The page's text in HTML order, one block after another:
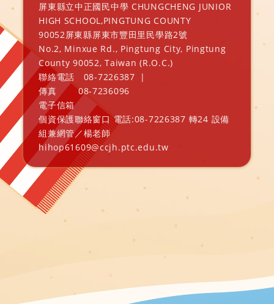
屏東縣立中正國民中學 CHUNGCHENG JUNIOR
HIGH SCHOOL,PINGTUNG COUNTY
90052屏東縣屏東市豐田里民學路2號
No.2, Minxue Rd., Pingtung City, Pingtung
County 90052, Taiwan (R.O.C.)
聯絡電話
08-7226387
|
傳真
08-7236096
電子信箱
個資保護聯絡窗口 電話:08-7226387 轉24 設備
組兼網管／楊老師
hihop61609@ccjh.ptc.edu.tw